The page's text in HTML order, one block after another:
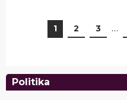
1 2 3 …
Politika